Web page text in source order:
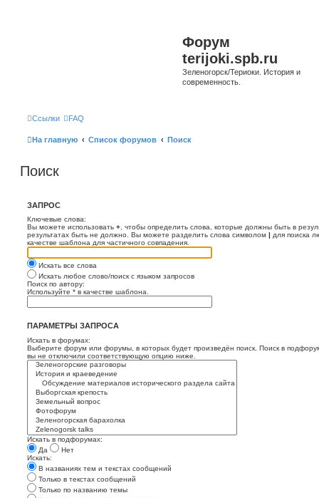
Форум
terijoki.spb.ru
Зеленогорск/Териоки. История и
современность.
Ссылки FAQ
На главную Список форумов Поиск
Поиск
ЗАПРОС
Ключевые слова:
Вы можете использовать + , чтобы определить слова, которые должны быть в
результатах быть не должно. Вы можете разделить слова символом | для поиска
качестве шаблона для частичного совпадения.
Искать все слова
Искать любое слово/поиск с языком запросов
Поиск по автору:
Используйте * в качестве шаблона.
ПАРАМЕТРЫ ЗАПРОСА
Искать в форумах:
Выберите форум или форумы, в которых будет произведён поиск. Поиск в
вы не отключили соответствующую опцию ниже.
Искать в подфорумах:
Да
Нет
Искать:
В названиях тем и текстах сообщений
Только в текстах сообщений
Только по названию темы